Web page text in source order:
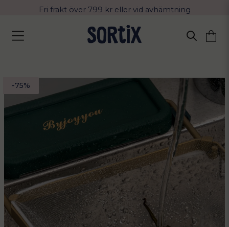
Fri frakt över 799 kr eller vid avhämtning
Leverans 2-4 arbetsdagar med Postnord
-75%